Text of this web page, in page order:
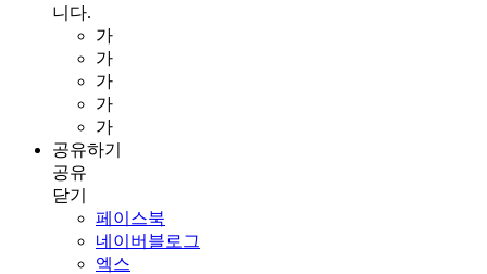
니다.
가
가
가
가
가
공유하기
공유
닫기
페이스북
네이버블로그
엑스